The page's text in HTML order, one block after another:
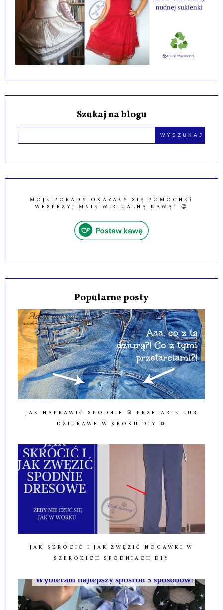
Szukaj na blogu
MOJE PORADY OKAZAŁY SIĘ POMOCNE?
WESPRZYJ MNIE WIRTUALNĄ KAWĄ! 😉
Popularne posty
JAK NAPRAWIĆ SPODNIE 👖 PRZETARTE LUB
DZIURAWE W KROKU DIY ♻️
JAK SKRÓCIĆ I JAK ZWĘZIĆ NOGAWKI W
SZEROKICH SPODNIACH DIY